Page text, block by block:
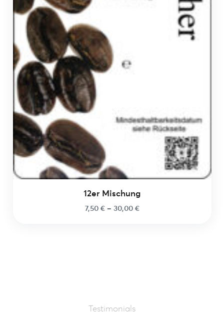
12er Mischung
7,50 €– 30,00 €
Testimonials